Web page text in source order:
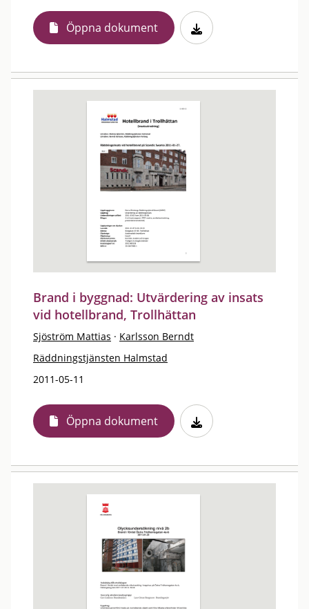
Öppna dokument
Brand i byggnad: Utvärdering av insats
vid hotellbrand, Trollhättan
Sjöström Mattias · Karlsson Berndt
Räddningstjänsten Halmstad
2011-05-11
Öppna dokument